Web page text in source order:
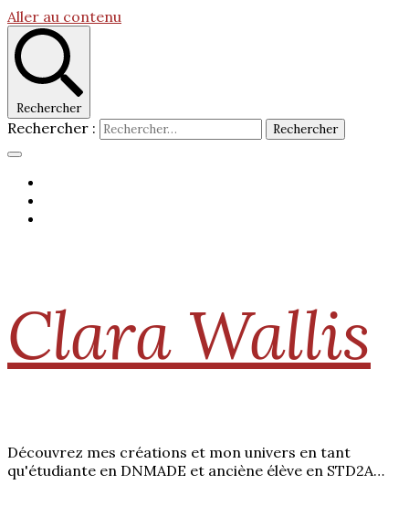
Aller au contenu
Rechercher
Rechercher :
Clara Wallis
Découvrez mes créations et mon univers en tant
qu'étudiante en DNMADE et anciène élève en STD2A…